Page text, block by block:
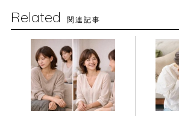
Related 関連記事